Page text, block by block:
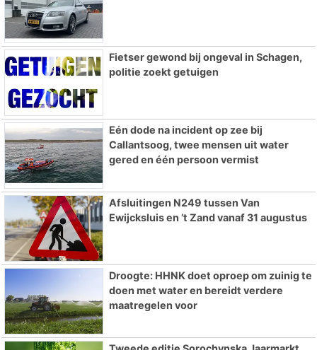
Fietser gewond bij ongeval in Schagen,
politie zoekt getuigen
Eén dode na incident op zee bij
Callantsoog, twee mensen uit water
gered en één persoon vermist
Afsluitingen N249 tussen Van
Ewijcksluis en ’t Zand vanaf 31 augustus
Droogte: HHNK doet oproep om zuinig te
doen met water en bereidt verdere
maatregelen voor